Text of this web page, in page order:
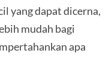
yang dapat dicerna,
mudah bagi
apa